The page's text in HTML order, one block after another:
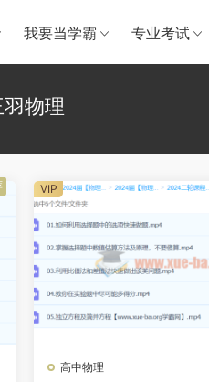
我要当学霸 专业考试
羽物理
高中物理
VIP